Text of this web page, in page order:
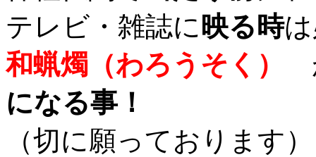
テレビ・雑誌に映る時
和蝋燭（わろうそく）
になる事！
（切に願っております）